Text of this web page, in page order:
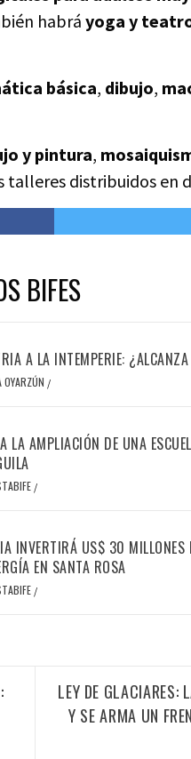
habrá yoga y
básica, dibujo,
y pintura,
talleres distribuidos en
BIFES
A LA INTEMPERIE:
OYARZÚN /
LA AMPLIACIÓN DE UNA
/
INVERTIRÁ US$ 30
EN SANTA ROSA
/
LEY DE GLACIARES:
Y SE ARMA UN